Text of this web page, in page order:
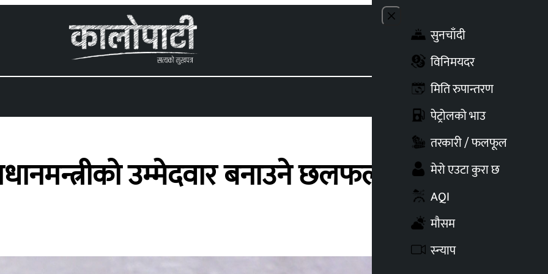
Close menu
सुनचाँदी
विनिमयदर
मिति रुपान्तरण
पेट्रोलको भाउ
तरकारी / फलफूल
मेरो एउटा कुरा छ
AQI
मौसम
स्न्याप
उम्मेदवार बनाउने छलफल